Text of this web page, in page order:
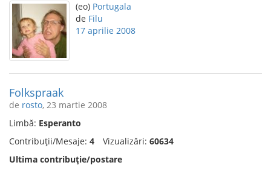
(eo) Portugala
de Filu
17 aprilie 2008
Folkspraak
de rosto, 23 martie 2008
Limbă: Esperanto
Contribuții/Mesaje: 4 Vizualizări: 60634
Ultima contribuție/postare